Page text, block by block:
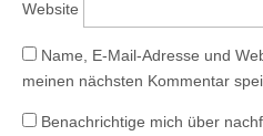
Website
Name, E-Mail-Adresse und
meinen nächsten Kommentar
Benachrichtige mich über